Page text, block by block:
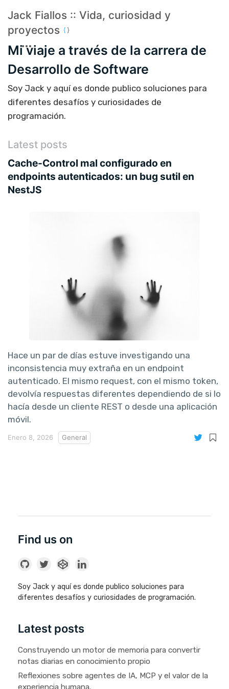
Jack Fiallos :: Vida, curiosidad y
proyectos
Mi viaje a través de la carrera de
Desarrollo de Software
Soy Jack y aquí es donde publico soluciones para
diferentes desafíos y curiosidades de
programación.
Latest posts
Cache-Control mal configurado en
endpoints autenticados: un bug sutil en
NestJS
Hace un par de días estuve investigando una
inconsistencia muy extraña en un endpoint
autenticado. El mismo request, con el mismo token,
devolvía respuestas diferentes dependiendo de si lo
hacía desde un cliente REST o desde una aplicación
móvil.
Enero 8, 2026 General
Find us on
Soy Jack y aquí es donde publico soluciones para
diferentes desafíos y curiosidades de programación.
Latest posts
Construyendo un motor de memoria para convertir
notas diarias en conocimiento propio
Reflexiones sobre agentes de IA, MCP y el valor de la
experiencia humana.